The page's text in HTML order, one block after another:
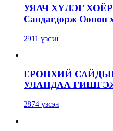
УЯАЧ ХҮЛЭГ ХОЁР:
Сандагдорж Оонон
2911 үзсэн
ЕРӨНХИЙ
УЛАНДАА
2874 үзсэн